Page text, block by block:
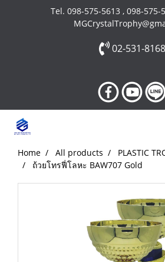
Tel. 098-575-5613 , 098-
02-531-8168
Home All products
PLASTIC
ถ้วยโทรฟี่โลหะ BAW707 Gold